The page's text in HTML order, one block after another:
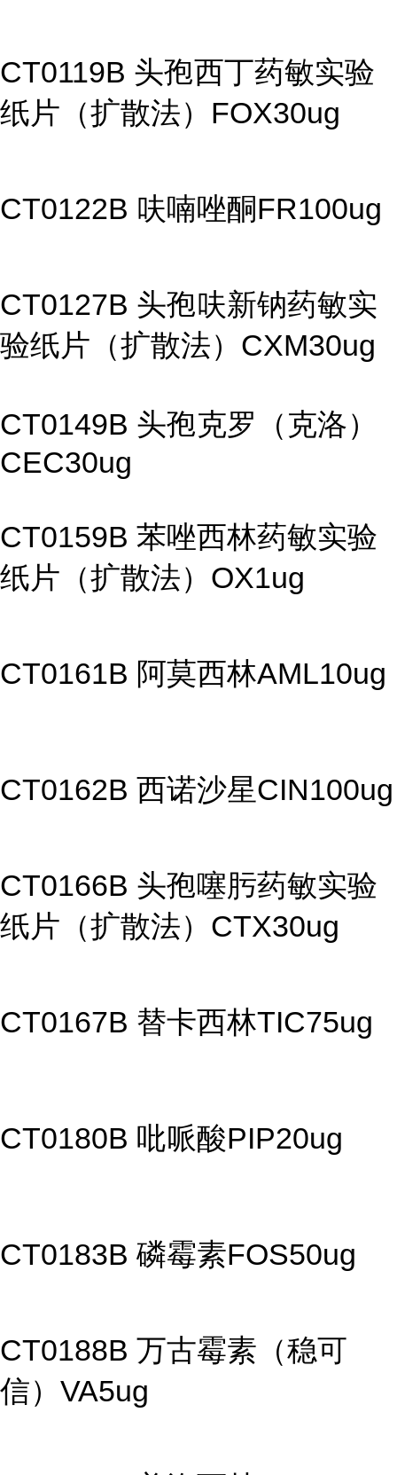
CT0119B 头孢西丁药敏实验
纸片（扩散法）FOX30ug
CT0122B 呋喃唑酮FR100ug
CT0127B 头孢呋新钠药敏实
验纸片（扩散法）CXM30ug
CT0149B 头孢克罗（克洛）
CEC30ug
CT0159B 苯唑西林药敏实验
纸片（扩散法）OX1ug
CT0161B 阿莫西林AML10ug
CT0162B 西诺沙星CIN100ug
CT0166B 头孢噻肟药敏实验
纸片（扩散法）CTX30ug
CT0167B 替卡西林TIC75ug
CT0180B 吡哌酸PIP20ug
CT0183B 磷霉素FOS50ug
CT0188B 万古霉素（稳可
信）VA5ug